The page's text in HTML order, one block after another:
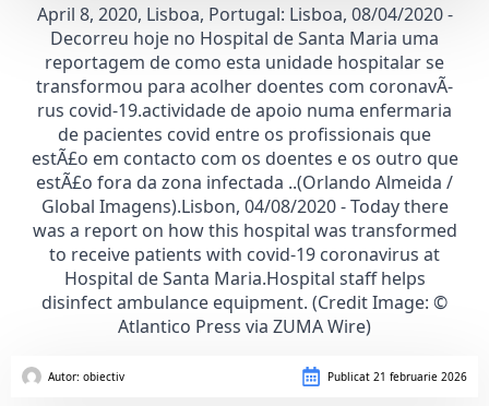
April 8, 2020, Lisboa, Portugal: Lisboa, 08/04/2020 -
Decorreu hoje no Hospital de Santa Maria uma
reportagem de como esta unidade hospitalar se
transformou para acolher doentes com coronavÃ­
rus covid-19.actividade de apoio numa enfermaria
de pacientes covid entre os profissionais que
estÃ£o em contacto com os doentes e os outro que
estÃ£o fora da zona infectada ..(Orlando Almeida /
Global Imagens).Lisbon, 04/08/2020 - Today there
was a report on how this hospital was transformed
to receive patients with covid-19 coronavirus at
Hospital de Santa Maria.Hospital staff helps
disinfect ambulance equipment. (Credit Image: ©
Atlantico Press via ZUMA Wire)
Autor: obiectiv Publicat 21 februarie 2026